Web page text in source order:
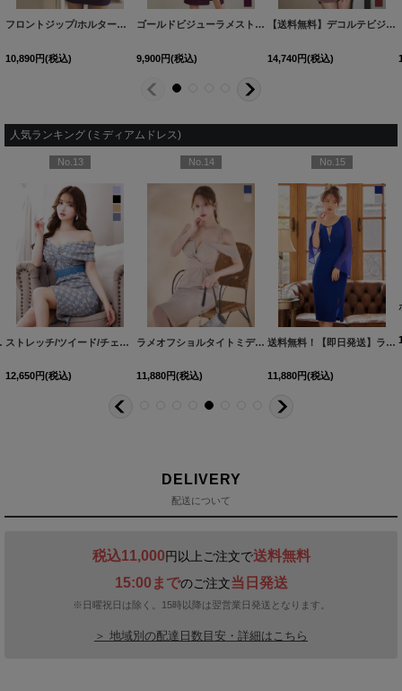
フロントジップ/ホルター紐/タイト/谷間見せ/半袖/スーツ生地/ミニドレス/キャバドレス【XS-Mサイズ/2カラー】[OF03]【YN】dzqsAG
10,890円(税込)
ゴールドビジューラメストレッチミディアムドレス/キャバドレス【S-Lサイズ/2カラー】[OF03]【YN】dzwvFV
9,900円(税込)
【送料無料】デコルテビジュー/ラメ/ストレッチ/ミニドレス/キャバドレス【XS-Lサイズ/5カラー】[OF03] 【YN】dzwvGI【一部予約商品/8月下旬発送予定】
14,740円(税込)
人気ランキング (ミディアムドレス)
260515-2]
[6025YNdzjgFV-260724-1 ]
[3395SBdzwFV-260530-1]
[ 5753YNdzyFV-260626-1]
[J90064H-260523-5]
品/9月上旬発送予定】
No.13
ストレッチ/ツイード/チェック/オフショルダー/ひざ丈/タイト/ワンピース/ミディアムドレス/キャバドレス【S-Lサイズ/4カラー】[HC02]
12,650円(税込)
No.14
ラメオフショルタイトミディアムドレス/キャバドレス【S-Mサイズ/2カラー】[OF03] 【YN】dzwFV
11,880円(税込)
No.15
送料無料！【即日発送】ラメビジューシアースリーブミディアムドレス/キャバドレス【S-Lサイズ/2カラー】[OF01] 【SB】dzwsFV
11,880円(税込)
DELIVERY
配送について
税込11,000円以上ご注文で送料無料
15:00までのご注文当日発送
※日曜祝日は除く。15時以降は翌営業日発送となります。
＞ 地域別の配達日数目安・詳細はこちら